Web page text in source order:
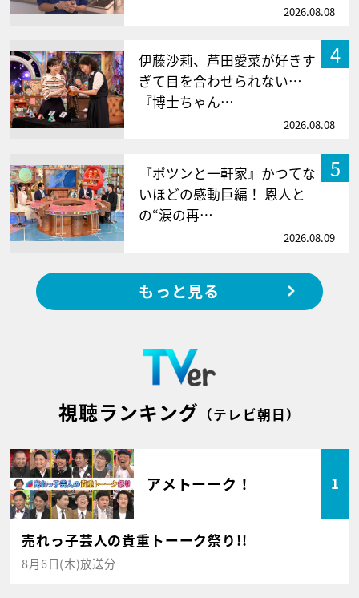
2026.08.08
4
伊藤沙莉、芦田愛菜が好きす
ぎて目を合わせられない…
『博士ちゃん…
2026.08.08
5
『ポツンと一軒家』かつてな
いほどの感動巨編！ 恩人と
の“涙の再…
2026.08.09
もっと見る
視聴ランキング （テレビ朝日）
アメトーーク！ 1
売れっ子芸人の貴重トーーク祭り!!
8月6日(木)放送分